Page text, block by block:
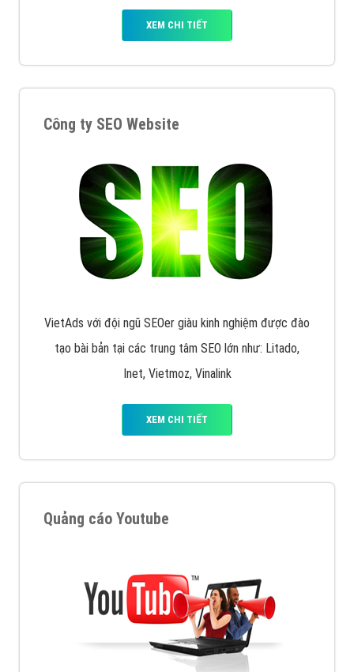
XEM CHI TIẾT
Công ty SEO Website
VietAds với đội ngũ SEOer giàu kinh nghiệm được đào
tạo bài bản tại các trung tâm SEO lớn như: Litado,
Inet, Vietmoz, Vinalink
XEM CHI TIẾT
Quảng cáo Youtube